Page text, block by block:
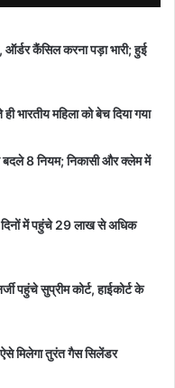
ऑर्डर कैंसिल करना पड़ा भारी; हुई
भारतीय महिला को बेच दिया गया
8 नियम; निकासी और क्लेम में
में पहुंचे 29 लाख से अधिक
पहुंचे सुप्रीम कोर्ट, हाईकोर्ट के
मिलेगा तुरंत गैस सिलेंडर